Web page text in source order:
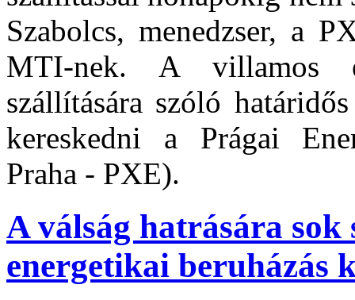
Szabolcs, menedzser, a
MTI-nek. A villamos
szállítására szóló
kereskedni a Prágai
Praha - PXE).
A válság hatrására
energetikai beruházás